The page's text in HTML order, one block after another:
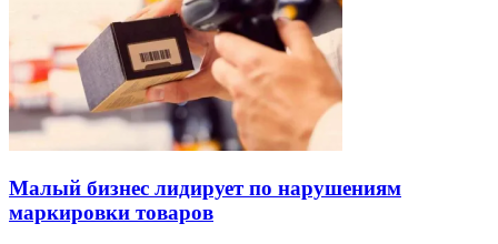
Малый бизнес лидирует по нарушениям
маркировки товаров